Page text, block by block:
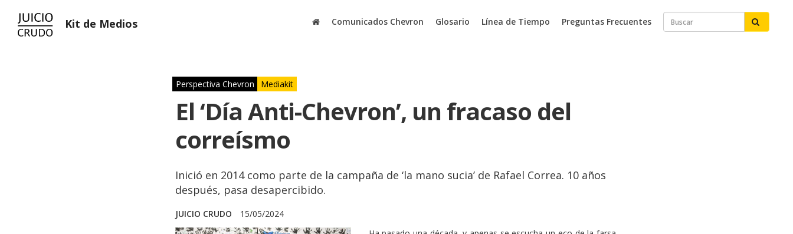
Kit de Medios Comunicados Chevron Glosario Línea de Tiempo Preguntas Frecuentes
Perspectiva Chevron Mediakit
El ‘Día Anti-Chevron’, un fracaso del
correísmo
Inició en 2014 como parte de la campaña de ‘la mano sucia’ de Rafael Correa. 10 años
después, pasa desapercibido.
JUICIO CRUDO 15/05/2024